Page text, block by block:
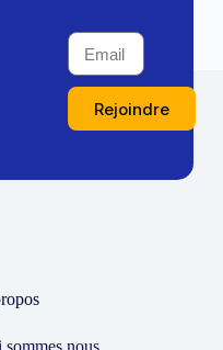
Rejoindre